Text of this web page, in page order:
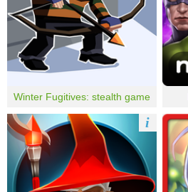
Winter Fugitives: stealth game
i